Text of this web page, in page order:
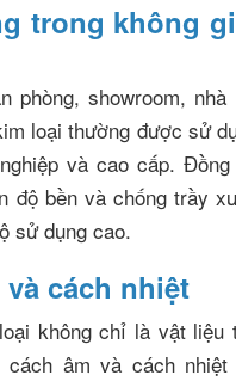
trong không
phòng, showroom,
loại thường được sử
và cao cấp.
độ bền và chống trầy
sử dụng cao.
và cách nhiệt
không chỉ là vật liệu
cách âm và cách